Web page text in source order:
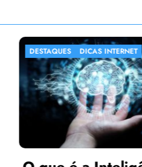
BUSINESS DINHEIRO
MERCADO
Dicas de
financeiro